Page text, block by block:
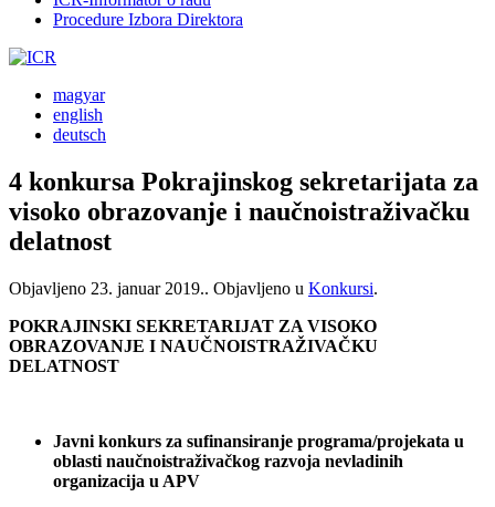
Procedure Izbora Direktora
magyar
english
deutsch
4 konkursa Pokrajinskog sekretarijata za
visoko obrazovanje i naučnoistraživačku
delatnost
Objavljeno 23. januar 2019.. Objavljeno u Konkursi.
POKRAJINSKI SEKRETARIJAT ZA VISOKO
OBRAZOVANJE I NAUČNOISTRAŽIVAČKU
DELATNOST
Javni konkurs za sufinansiranje programa/projekata u
oblasti naučnoistraživačkog razvoja nevladinih
organizacija u APV